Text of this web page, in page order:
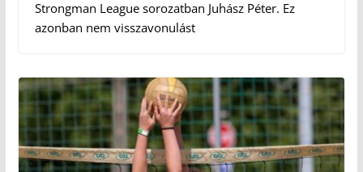
Strongman League sorozatban Juhász Péter. Ez
azonban nem visszavonulást